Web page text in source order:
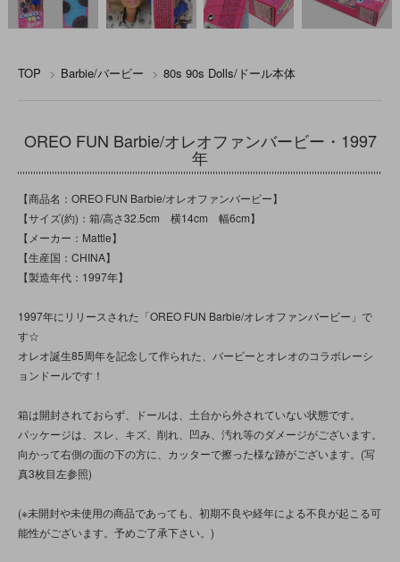
TOP > Barbie/バービー > 80s 90s Dolls/ドール本体
OREO FUN Barbie/オレオファンバービー・1997
年
【商品名：OREO FUN Barbie/オレオファンバービー】
【サイズ(約)：箱/高さ32.5cm 横14cm 幅6cm】
【メーカー：Mattle】
【生産国：CHINA】
【製造年代：1997年】
1997年にリリースされた「OREO FUN Barbie/オレオファンバービー」で
す☆
オレオ誕生85周年を記念して作られた、バービーとオレオのコラボレーシ
ョンドールです！
箱は開封されておらず、ドールは、土台から外されていない状態です。
パッケージは、スレ、キズ、削れ、凹み、汚れ等のダメージがございます。
向かって右側の面の下の方に、カッターで擦った様な跡がございます。(写
真3枚目左参照)
(※未開封や未使用の商品であっても、初期不良や経年による不良が起こる可
能性がございます。予めご了承下さい。)